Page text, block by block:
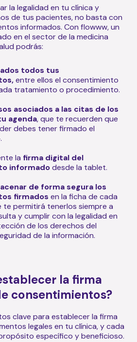
la legalidad en tu clínica y
de tus pacientes, no basta con
informados. Con flowww, un
en el sector de la medicina
podrás:
todos tus
entre ellos el consentimiento
tratamiento o procedimiento.
asociados a las citas de los
agenda, que te recuerden que
debes tener firmado el
la firma digital del
informadodesde la tablet.
de forma segura los
firmados en la ficha de cada
te permitirá tenerlos siempre a
y cumplir con la legalidad en
de los derechos del
de la información.
la firma
consentimientos?
clave para establecer la firma
legales en tu clínica, y cada
específico y beneficioso.